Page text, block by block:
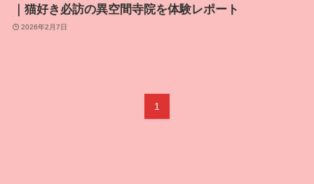
｜猫好き必訪の異空間寺院を体験レポート
2026年2月7日
1